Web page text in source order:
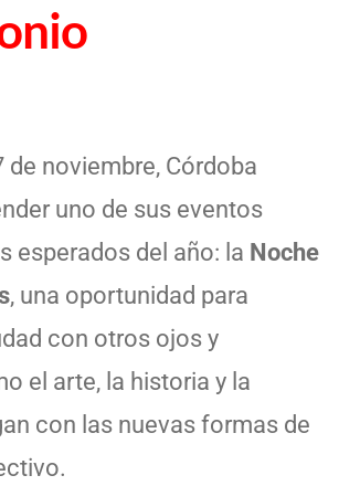
de noviembre, Córdoba
uno de sus eventos
esperados del año: la Noche
, una oportunidad para
con otros ojos y
el arte, la historia y la
con las nuevas formas de